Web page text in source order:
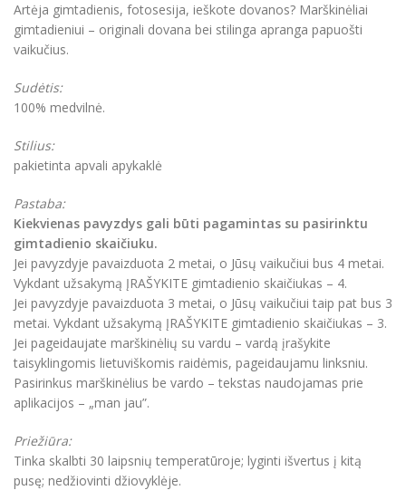
Artėja gimtadienis, fotosesija, ieškote dovanos? Marškinėliai
gimtadieniui – originali dovana bei stilinga apranga papuošti
vaikučius.
Sudėtis:
100% medvilnė.
Stilius:
pakietinta apvali apykaklė
Pastaba:
Kiekvienas pavyzdys gali būti pagamintas su pasirinktu
gimtadienio skaičiuku.
Jei pavyzdyje pavaizduota 2 metai, o Jūsų vaikučiui bus 4 metai.
Vykdant užsakymą ĮRAŠYKITE gimtadienio skaičiukas – 4.
Jei pavyzdyje pavaizduota 3 metai, o Jūsų vaikučiui taip pat bus 3
metai. Vykdant užsakymą ĮRAŠYKITE gimtadienio skaičiukas – 3.
Jei pageidaujate marškinėlių su vardu – vardą įrašykite
taisyklingomis lietuviškomis raidėmis, pageidaujamu linksniu.
Pasirinkus marškinėlius be vardo – tekstas naudojamas prie
aplikacijos – „man jau”.
Priežiūra:
Tinka skalbti 30 laipsnių temperatūroje; lyginti išvertus į kitą
pusę; nedžiovinti džiovyklėje.